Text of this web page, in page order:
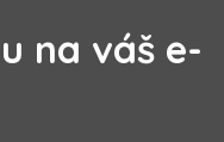
na váš e-